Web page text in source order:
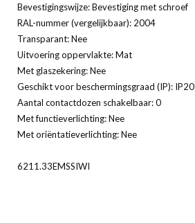
Bevestigingswijze: Bevestiging met schroef
RAL-nummer (vergelijkbaar): 2004
Transparant: Nee
Uitvoering oppervlakte: Mat
Met glaszekering: Nee
Geschikt voor beschermingsgraad (IP): IP20
Aantal contactdozen schakelbaar: 0
Met functieverlichting: Nee
Met oriëntatieverlichting: Nee
6211.33EMSSIWI